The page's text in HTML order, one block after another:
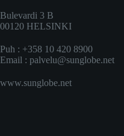
Bulevardi 3 B
00120 HELSINKI
Puh : +358 10 420 8900
Email : palvelu@sunglobe.net
www.sunglobe.net